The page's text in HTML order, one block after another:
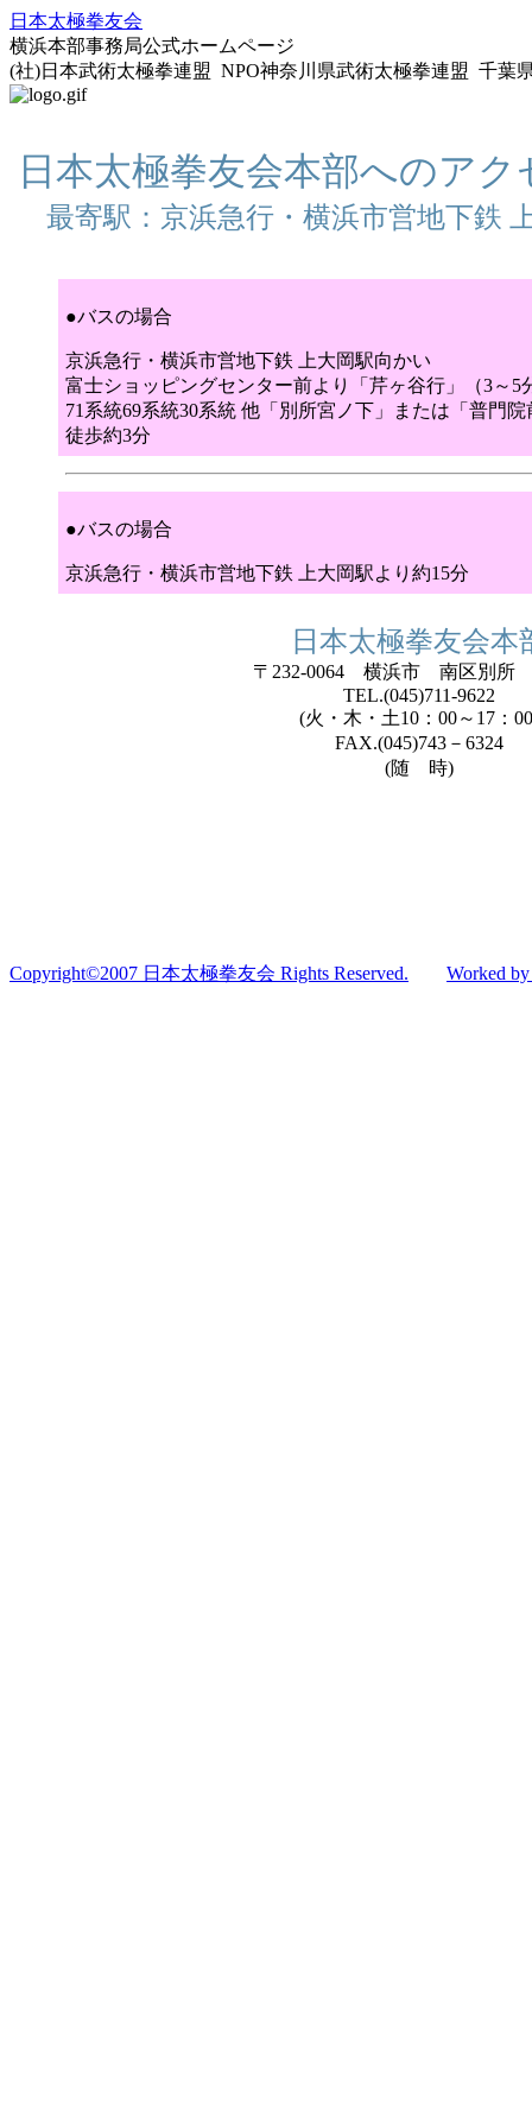
日本太極拳友会
横浜本部事務局公式ホームページ
(社)日本武術太極拳連盟 NPO神奈川県武術太極拳連盟 千
日本太極拳友会本部へのアク
最寄駅：京浜急行・横浜市営地下鉄
●バスの場合
京浜急行・横浜市営地下鉄 上大岡駅向かい
富士ショッピングセンター前より「芹ヶ谷行」（3～5
71系統69系統30系統 他「別所宮ノ下」または「普門院
徒歩約3分
●バスの場合
京浜急行・横浜市営地下鉄 上大岡駅より約15分
日本太極拳友会本
〒232-0064 横浜市 南区別所
TEL.(045)711-9622
(火・木・土10：00～17：
FAX.(045)743－6324
(随 時)
Copyright©2007 日本太極拳友会 Rights Reserved. Worked